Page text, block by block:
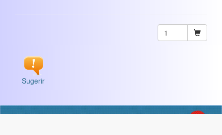
Sugerir